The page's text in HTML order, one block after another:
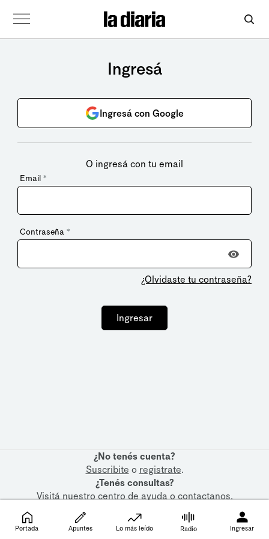
Ingresá
Ingresá con Google
O ingresá con tu email
Email *
Contraseña *
¿Olvidaste tu contraseña?
Ingresar
¿No tenés cuenta?
Suscribite o registrate.
¿Tenés consultas?
Visitá nuestrocentro de ayudaocontactanos.
Portada Apuntes Lo más leído Radio Ingresar